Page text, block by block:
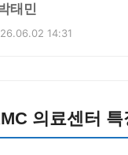
태민
14:31
의료센터 특